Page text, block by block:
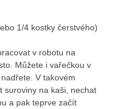
1/4 kostky čerstvého)
v robotu na
Můžete i vařečkou v
V takovém
suroviny na kaši, nechat
a pak teprve začít